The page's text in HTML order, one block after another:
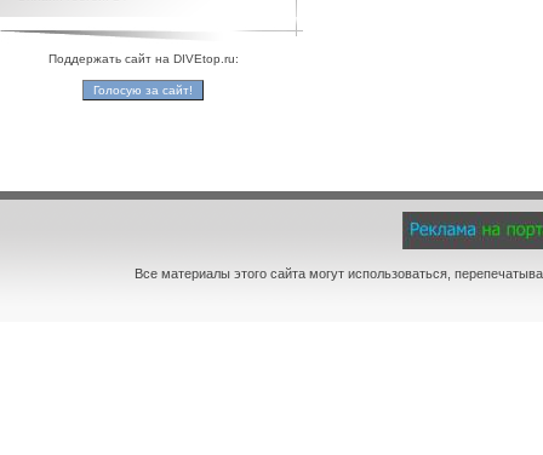
Поддержать сайт на DIVEtop.ru:
Все материалы этого сайта могут использоваться,